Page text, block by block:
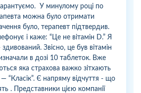
У минулому році по
можна було отримати
було, терапевт підтвердив.
і каже: “Це не вітамін D.” Я
Звісно, це був вітамін
в дозі 10 таблеток. Вже
яка страхова важко зітхають
“Класік”. Є напряму відчуття - що
. Представники цією компанії